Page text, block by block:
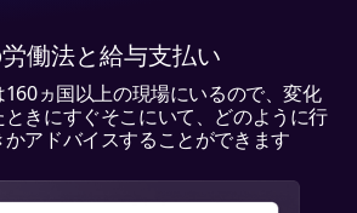
働法と給与支払い
ヵ国以上の現場にいるので、変化
きにすぐそこにいて、どのように行
アドバイスすることができます